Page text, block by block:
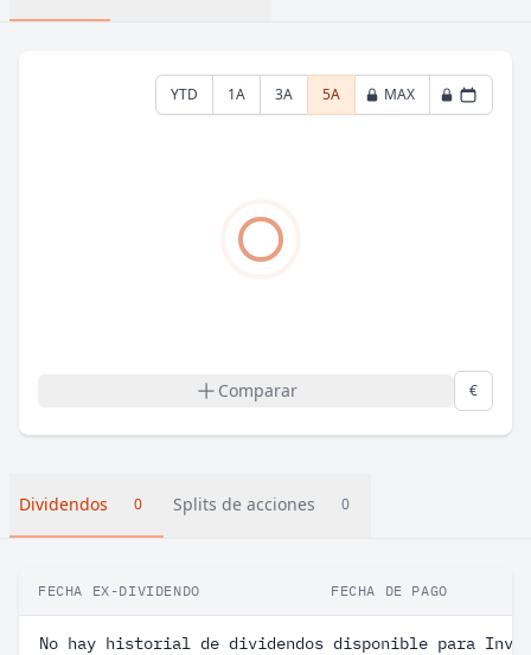
YTD 1A 3A 5A MAX
Comparar €
Dividendos 0 Splits de acciones 0
FECHA EX-DIVIDENDO FECHA DE PAGO
No hay historial de dividendos disponible para Invesco